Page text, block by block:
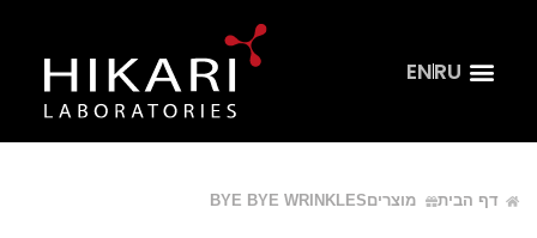
RU
EN
דף הבית מוצריםBYE BYE WRINKLES